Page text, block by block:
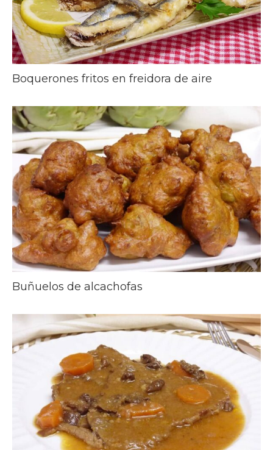
Boquerones fritos en freidora de aire
Buñuelos de alcachofas